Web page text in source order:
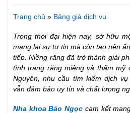
Trang chủ » Bảng giá dịch vụ
Trong thời đại hiện nay, sở hữu
mang lại sự tự tin mà còn tạo nên
tiếp. Niềng răng đã trở thành giải
tình trạng răng miệng và thẩm mỹ
Nguyên, nhu cầu tìm kiếm dịch
vẫn đảm bảo uy tín và chất lượng
Nha khoa Bảo Ngọc cam kết